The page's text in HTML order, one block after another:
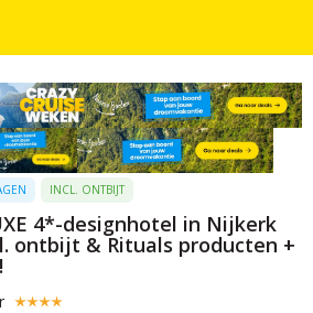
INCL. ONTBIJT
4*-designhotel in Nijkerk
ontbijt & Rituals producten +